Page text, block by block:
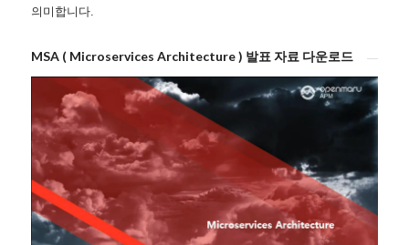
의미합니다.
MSA ( Microservices Architecture ) 발표 자료 다운로드